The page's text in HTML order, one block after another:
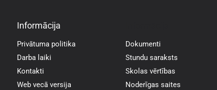
Informācija
Privātuma politika
Darba laiki
Kontakti
Web vecā versija
Dokumenti
Stundu saraksts
Skolas vērtības
Noderīgas saites